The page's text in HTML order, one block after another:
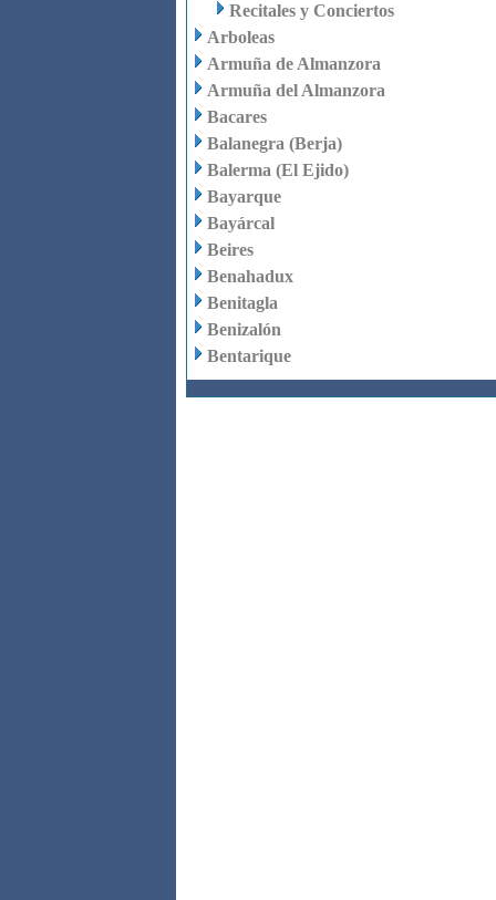
Recitales y Conciertos
Arboleas
Armuña de Almanzora
Armuña del Almanzora
Bacares
Balanegra (Berja)
Balerma (El Ejido)
Bayarque
Bayárcal
Beires
Benahadux
Benitagla
Benizalón
Bentarique